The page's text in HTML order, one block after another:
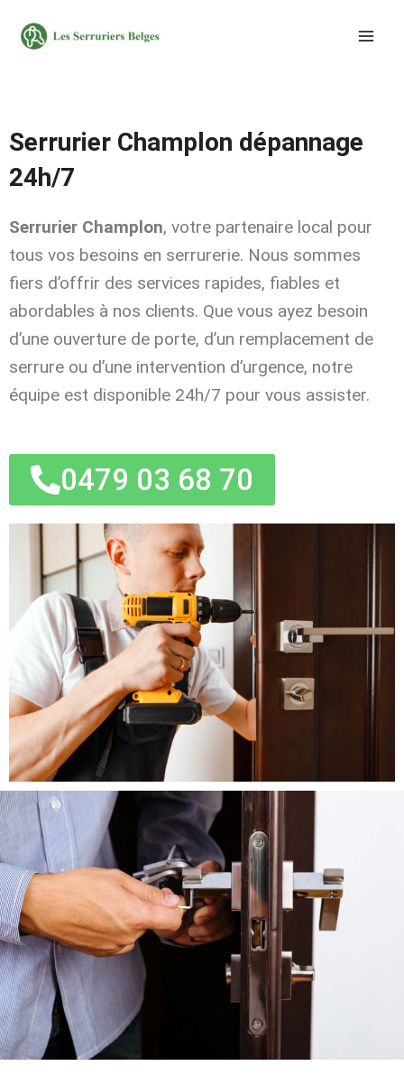
Serrurier Champlon dépannage
24h/7
Serrurier Champlon, votre partenaire local pour
tous vos besoins en serrurerie. Nous sommes
fiers d’offrir des services rapides, fiables et
abordables à nos clients. Que vous ayez besoin
d’une ouverture de porte, d’un remplacement de
serrure ou d’une intervention d’urgence, notre
équipe est disponible 24h/7 pour vous assister.
0479 03 68 70